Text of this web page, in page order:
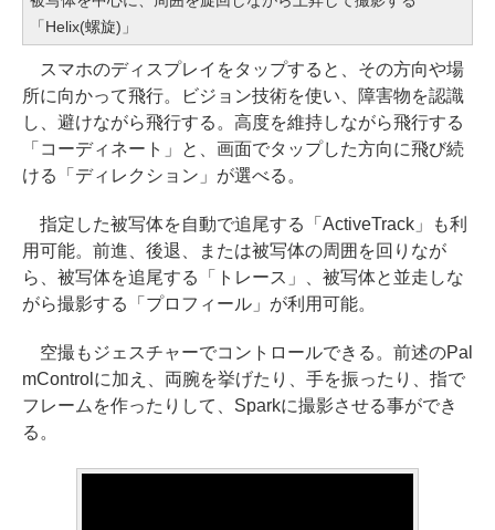
「Helix(螺旋)」
スマホのディスプレイをタップすると、その方向や場
所に向かって飛行。ビジョン技術を使い、障害物を認識
し、避けながら飛行する。高度を維持しながら飛行する
「コーディネート」と、画面でタップした方向に飛び続
ける「ディレクション」が選べる。
指定した被写体を自動で追尾する「ActiveTrack」も利
用可能。前進、後退、または被写体の周囲を回りなが
ら、被写体を追尾する「トレース」、被写体と並走しな
がら撮影する「プロフィール」が利用可能。
空撮もジェスチャーでコントロールできる。前述のPal
mControlに加え、両腕を挙げたり、手を振ったり、指で
フレームを作ったりして、Sparkに撮影させる事ができ
る。